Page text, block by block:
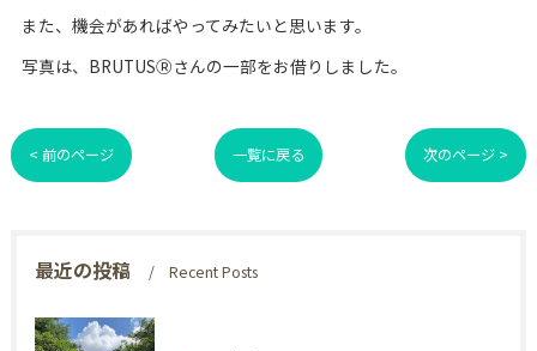
また、機会があればやってみたいと思います。
写真は、BRUTUSⓇさんの一部をお借りしました。
< 前のページ 一覧に戻る 次のページ >
最近の投稿 Recent Posts